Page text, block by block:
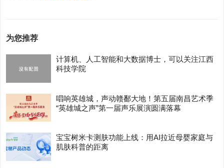
为您推荐
计算机、人工智能和大数据博士，可以关注江西
科技学院
唱响英雄城，声动赣鄱大地！第五届南昌艺术季
“英雄城之声”第一届声乐展演圆满落幕
宝宝树米卡测肤功能上线：用AI拉近母婴家庭与
肌肤科普的距离